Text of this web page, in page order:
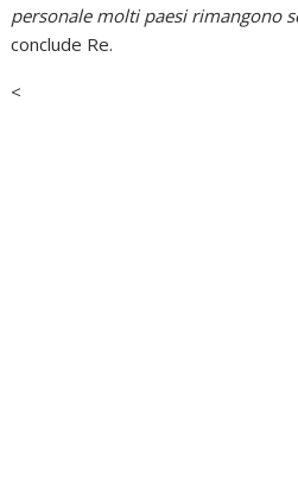
personale molti paesi rimangono
conclude Re.
<